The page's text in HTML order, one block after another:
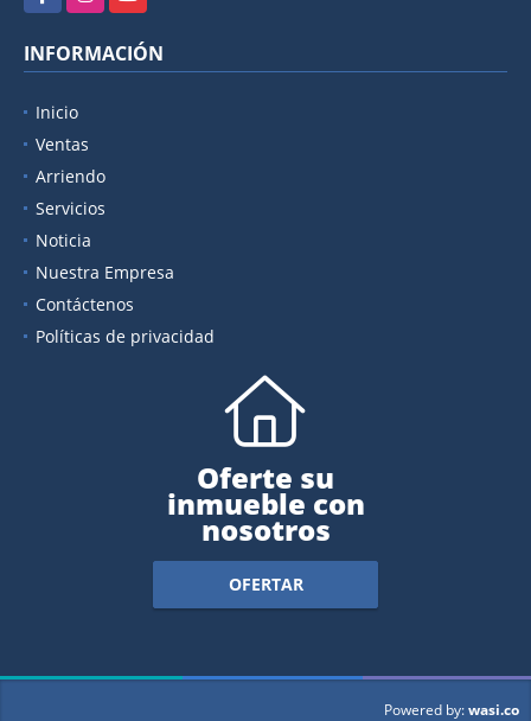
INFORMACIÓN
Inicio
Ventas
Arriendo
Servicios
Noticia
Nuestra Empresa
Contáctenos
Políticas de privacidad
Oferte su
inmueble con
nosotros
OFERTAR
Powered by:wasi.co